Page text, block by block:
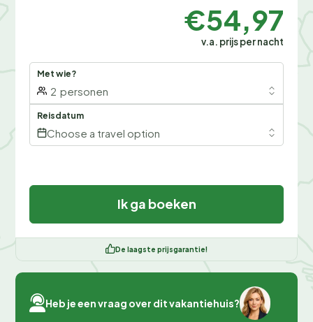
€54,97
v.a. prijs per nacht
Met wie?
2 personen
Reisdatum
Choose a travel option
Ik ga boeken
De laagste prijsgarantie!
Heb je een vraag over dit vakantiehuis?